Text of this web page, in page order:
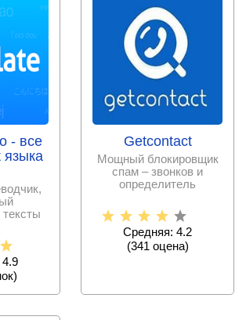
- все
языка
тексты
Getcontact
Мощный блокировщик
спам – звонков и
определитель
постоянно
Средняя: 4.2
(341 оценa)